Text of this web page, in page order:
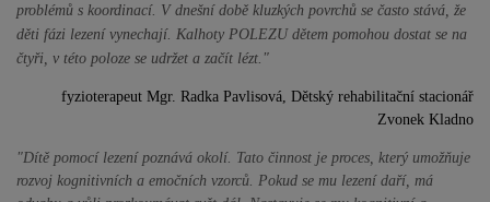
problémů s koordinací. V dnešní době kluzkých povrchů se často stává, že
děti fázi lezení vynechají. Kalhoty POLEZU dětem pomohou dostat se na
čtyři, v této poloze se udržet a začít lézt."
fyzioterapeut Mgr. Radka Pavlisová, Dětský rehabilitační stacionář
Zvonek Kladno
"Dítě pomocí lezení poznává okolí. Tato činnost je proces, který umožňuje
rozvoj kognitivních a emočních vzorců. Pokud se mu lezení daří, má